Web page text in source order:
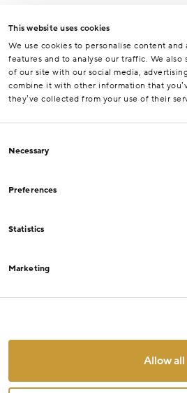
This website uses cookies
We use cookies to personalise content and
features and to analyse our traffic. We
of our site with our social media,
combine it with other information that
they’ve collected from your use of their
Selection
Necessary
Preferences
Statistics
Marketing
Allow all